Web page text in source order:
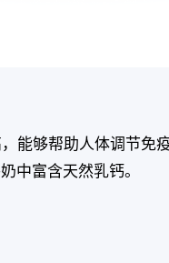
能够帮助人体调节免
中富含天然乳钙。